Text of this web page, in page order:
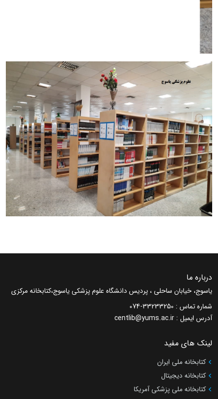
درباره ما
یاسوج، خیابان ساحلی ، پردیس دانشگاه علوم پزشکی یاسوج،کتابخانه مرکزی
شماره تماس : 074-33233250
آدرس ایمیل :
لینک های مفید
کتابخانه ملی ایران
کتابخانه دیجیتال
کتابخانه ملی پزشکی آمریکا